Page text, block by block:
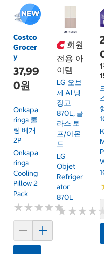
Costco
Grocer
y
37,99
0원
Onkapa
Ringa 쿨
링 베개
2P
Onkapa
Ringa
Cooling
Pillow 2
Pack
★★★★★
★★★★★
회원
전용 아
이템
LG 오브
제 AI 냉
장고
870L, 글
라스 토
프/아몬
드
LG
Objet
Refriger
Ator
870L
★★★★
★★★★